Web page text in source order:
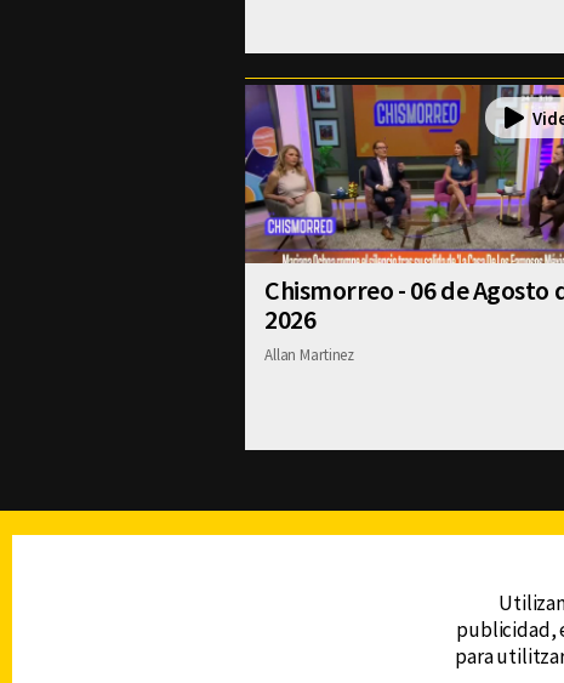
Chismorreo - 06 de Agosto
2026
Allan Martinez
DERECHOS RESERVADOS © CANAL 6 2026
Prohibida la reproducción total o parcial,
publicidad,
para